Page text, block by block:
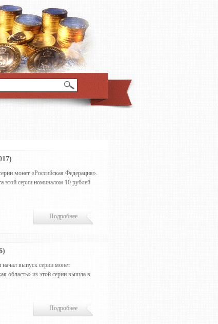
монет «Российская Федерация».
этой серии номиналом 10 рублей
Подробнее
выпуск серии монет
область» из этой серии вышла в
Подробнее